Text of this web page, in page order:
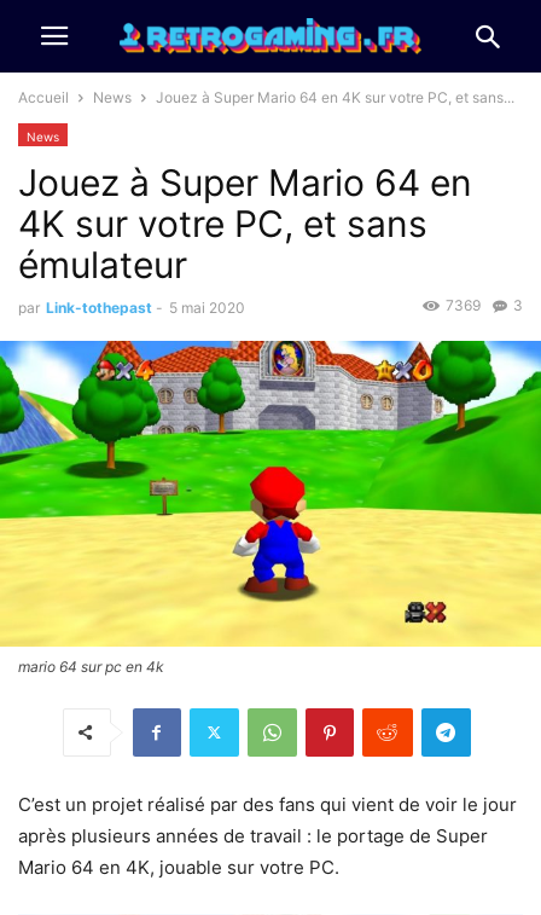
Accueil News Jouez à Super Mario 64 en 4K sur votre PC, et sans...
News
Jouez à Super Mario 64 en
4K sur votre PC, et sans
émulateur
par Link-tothepast - 5 mai 2020 3
7369
mario 64 sur pc en 4k
C’est un projet réalisé par des fans qui vient de voir le jour
après plusieurs années de travail : le portage de Super
Mario 64 en 4K, jouable sur votre PC.